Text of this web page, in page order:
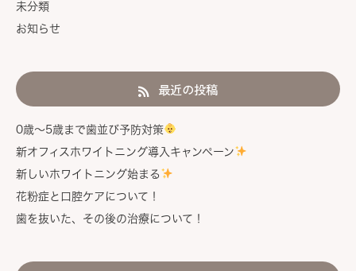
未分類
お知らせ
最近の投稿
0歳〜5歳まで歯並び予防対策
新オフィスホワイトニング導入キャンペーン
新しいホワイトニング始まる
花粉症と口腔ケアについて！
歯を抜いた、その後の治療について！